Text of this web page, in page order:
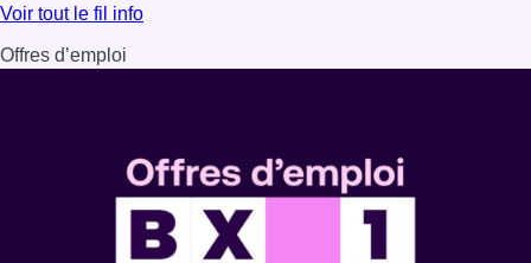
Lire l'article Le trafic ferroviaire adapté à Bruxelles du 8
Voir tout le fil info
Offres d’emploi